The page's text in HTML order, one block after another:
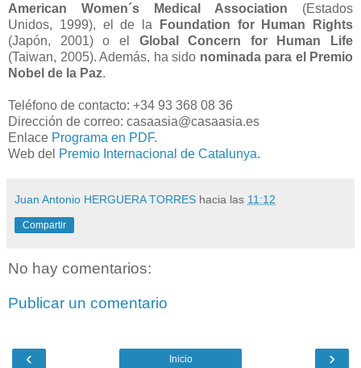
American Women´s Medical Association (Estados
Unidos, 1999), el de la
Foundation for Human Rights
(Japón, 2001) o el Global Concern for Human Life
(Taiwan, 2005). Además, ha sido nominada para el Premio
Nobel de la Paz.
Teléfono de contacto: +34 93 368 08 36
Dirección de correo: casaasia@casaasia.es
Enlace Programa en PDF.
Web del Premio Internacional de Catalunya.
Juan Antonio HERGUERA TORRES hacia las 11:12
Compartir
No hay comentarios:
Publicar un comentario
‹ ›
Inicio